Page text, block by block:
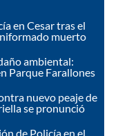
en Cesar tras el
muerto
ambiental:
Parque Farallones
nuevo peaje de
se pronunció
de Policía en el